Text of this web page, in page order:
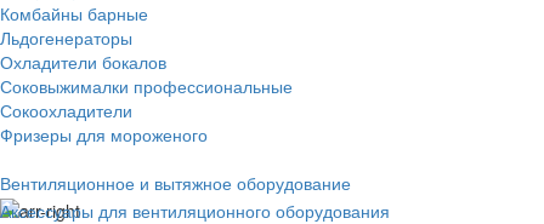
Комбайны барные
Льдогенераторы
Охладители бокалов
Соковыжималки профессиональные
Сокоохладители
Фризеры для мороженого
Вентиляционное и вытяжное оборудование
Аксессуары для вентиляционного оборудования